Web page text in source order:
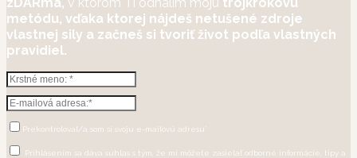
metódu, vďaka ktorej nájdeš netušené zdroje
vlastnej sily a začneš si tvoriť život podľa vlastných
pravidiel.
Prekontroloval/a som si svoju e-mailovú adresu*
Prihlásením sa dáva súhlas s tým, že mi môžete zasielať odborné informácie, tipy a